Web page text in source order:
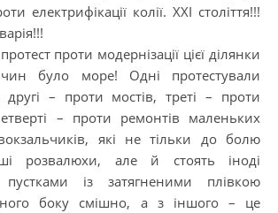
електрифікації колії. ХХІ століття!!!
проти модернізації цієї ділянки
було море! Одні протестували
другі – проти мостів, треті – проти
– проти ремонтів маленьких
які не тільки до болю
розвалюхи, але й стоять іноді
із затягненими плівкою
боку смішно, а з іншого – це